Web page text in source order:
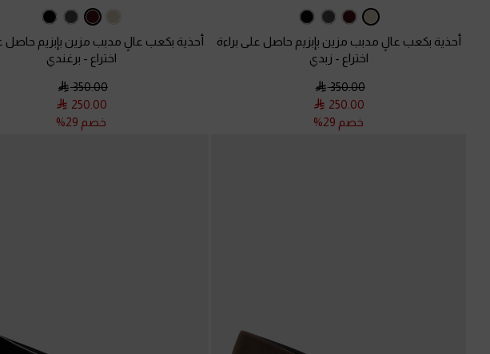
أحذية بكعب عالٍ مدبب مزين بإبزيم حاصل على براءة
اختراع - زبدي
350.00
250.00
خصم 29%
أحذية بكعب عالٍ مدبب مزين بإبزيم حاصل
اختراع - برغندي
350.00
250.00
خصم 29%